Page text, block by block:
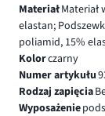
MateriałMateriał
elastan;
poliamid, 15%
Kolorczarny
Numer artykułu
Rodzaj zapięcia
Wyposażenie